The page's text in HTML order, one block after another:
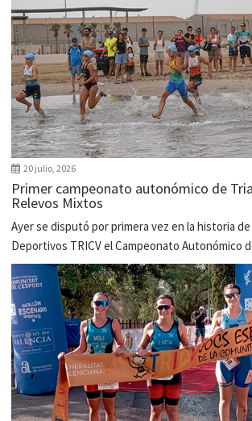
20 julio, 2026
Primer campeonato autonómico de
Relevos Mixtos
Ayer se disputó por primera vez en la historia
Deportivos TRICV el Campeonato Autonómico